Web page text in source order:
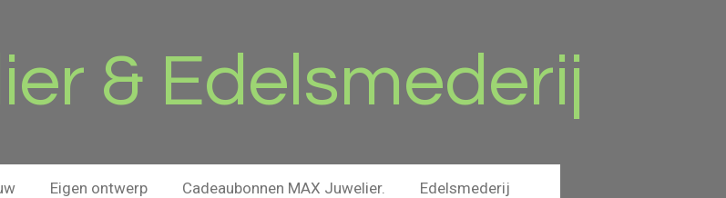
& Edelsmederij
Eigen ontwerp Cadeaubonnen MAX Juwelier. Edelsmederij